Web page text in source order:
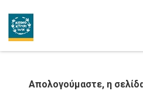
Απολογούμαστε, η